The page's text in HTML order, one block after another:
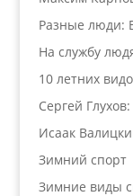
Разные люди:
На службу
10 летних
Сергей
Исаак
Зимний спорт
Зимние виды